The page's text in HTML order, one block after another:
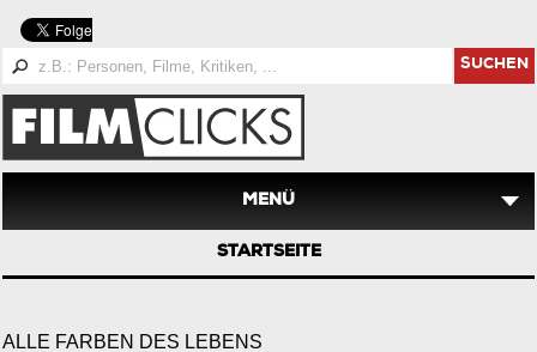
SUCHEN
MENÜ
STARTSEITE
ALLE FARBEN DES LEBENS